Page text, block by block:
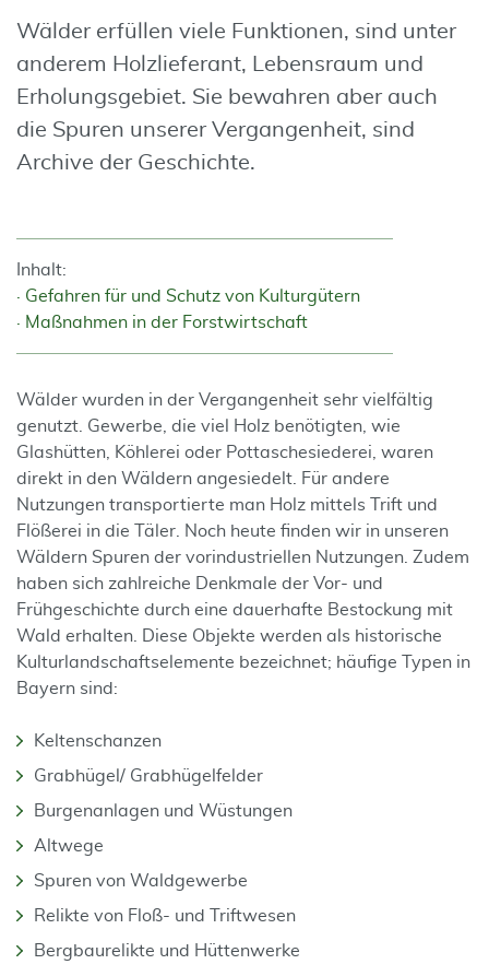
Wälder erfüllen viele Funktionen, sind unter
anderem Holzlieferant, Lebensraum und
Erholungsgebiet. Sie bewahren aber auch
die Spuren unserer Vergangenheit, sind
Archive der Geschichte.
Inhalt:
Gefahren für und Schutz von Kulturgütern
Maßnahmen in der Forstwirtschaft
Wälder wurden in der Vergangenheit sehr vielfältig
genutzt. Gewerbe, die viel Holz benötigten, wie
Glashütten, Köhlerei oder Pottaschesiederei, waren
direkt in den Wäldern angesiedelt. Für andere
Nutzungen transportierte man Holz mittels Trift und
Flößerei in die Täler. Noch heute finden wir in unseren
Wäldern Spuren der vorindustriellen Nutzungen. Zudem
haben sich zahlreiche Denkmale der Vor- und
Frühgeschichte durch eine dauerhafte Bestockung mit
Wald erhalten. Diese Objekte werden als historische
Kulturlandschaftselemente bezeichnet; häufige Typen in
Bayern sind:
Keltenschanzen
Grabhügel/ Grabhügelfelder
Burgenanlagen und Wüstungen
Altwege
Spuren von Waldgewerbe
Relikte von Floß- und Triftwesen
Bergbaurelikte und Hüttenwerke